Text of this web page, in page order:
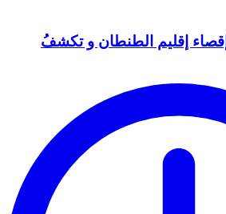
إقليم الطنطان و تكشفُ